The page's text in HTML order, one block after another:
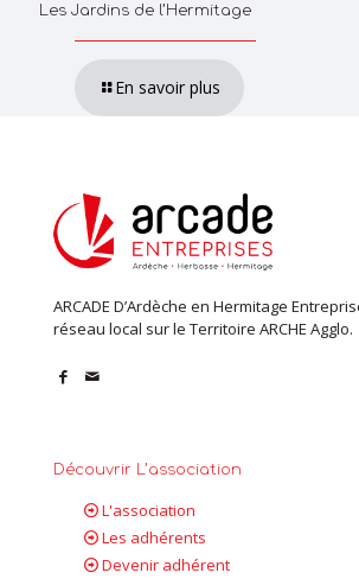
Les Jardins de l’Hermitage
En savoir plus
ARCADE D’Ardèche en Hermitage
réseau local sur le Territoire ARCHE Agglo.
Découvrir L’association
L'association
Les adhérents
Devenir adhérent